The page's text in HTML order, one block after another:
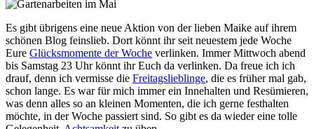
Es gibt übrigens eine neue Aktion von der lieben Maike auf ihrem
schönen Blog feinslieb. Dort könnt ihr seit neuestem jede Woche
Eure Glücksmomente der Woche verlinken. Immer Mittwoch abend
bis Samstag 23 Uhr könnt ihr Euch da verlinken. Da freue ich ich
drauf, denn ich vermisse die Freitagslieblinge, die es früher mal gab,
schon lange. Es war für mich immer ein Innehalten und Resümieren,
was denn alles so an kleinen Momenten, die ich gerne festhalten
möchte, in der Woche passiert sind. So gibt es da wieder eine tolle